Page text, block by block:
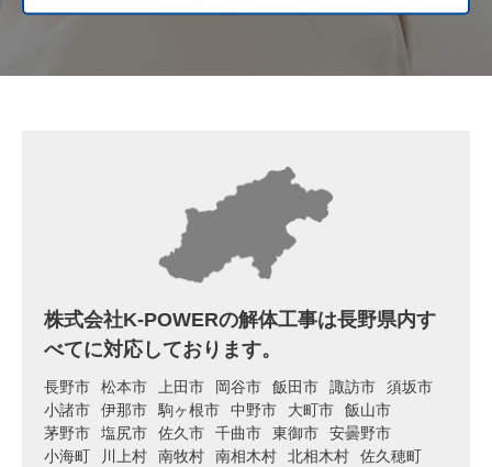
株式会社K-POWERの解体工事は長野県内す
べてに対応しております。
長野市 松本市 上田市 岡谷市 飯田市 諏訪市
須坂市
小諸市
伊那市 駒ヶ根市 中野市 大町市
飯山市
茅野市
塩尻市 佐久市 千曲市 東御市
安曇野市
小海町
川上村 南牧村 南相木村 北相木村
佐久穂町